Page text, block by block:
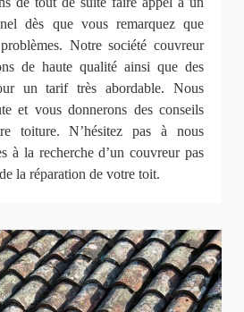
dès que vous remarquez que
Notre société couvreur
de haute qualité ainsi que des
un tarif très abordable. Nous
et vous donnerons des conseils
toiture. N’hésitez pas à nous
à la recherche d’un couvreur pas
la réparation de votre toit.